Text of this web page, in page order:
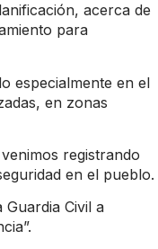
acerca de
para
especialmente en el
en zonas
registrando
en el pueblo.
Civil a